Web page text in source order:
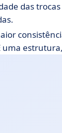
das